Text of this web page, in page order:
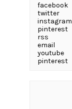
facebook
twitter
instagram
pinterest
rss
email
youtube
pinterest